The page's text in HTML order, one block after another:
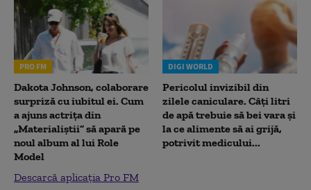
PRO FM
Dakota Johnson, colaborare
surpriză cu iubitul ei. Cum
a ajuns actrița din
„Materialiștii” să apară pe
noul album al lui Role
Model
Descarcă aplicația Pro FM
DIGI WORLD
Pericolul invizibil din
zilele caniculare. Câți litri
de apă trebuie să bei vara și
la ce alimente să ai grijă,
potrivit medicului...